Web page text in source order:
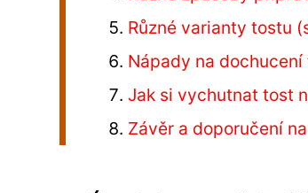
Různé varianty tostu
Nápady na
Jak si vychutnat tost
Závěr a doporučení